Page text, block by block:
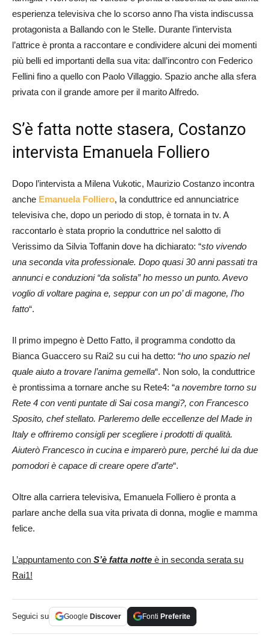
esperienza televisiva che lo scorso anno l’ha vista indiscussa
protagonista a Ballando con le Stelle. Durante l’intervista
l’attrice è pronta a raccontare e condividere alcuni dei momenti
più belli ed importanti della sua vita: dall’incontro con Federico
Fellini fino a quello con Paolo Villaggio. Spazio anche alla sfera
privata con il grande amore per il marito Alfredo.
S’è fatta notte stasera, Costanzo
intervista Emanuela Folliero
Dopo l’intervista a Milena Vukotic, Maurizio Costanzo incontra
anche Emanuela Folliero, la conduttrice ed annunciatrice
televisiva che, dopo un periodo di stop, è tornata in tv. A
raccontarlo è stata proprio la conduttrice nel salotto di
Verissimo da Silvia Toffanin dove ha dichiarato: “sto vivendo
una seconda vita professionale. Dopo quasi 30 anni passati tra
annunci e conduzioni “da solista” ho messo un punto. Avevo
voglio di voltare pagina e, seppur con un po’ di magone, l’ho
fatto“.
Il primo impegno è Detto Fatto, il programma condotto da
Bianca Guaccero su Rai2 su cui ha detto: “ho uno spazio nel
quale aiuto a trovare l’anima gemella“. Non solo, la conduttrice
è prontissima a tornare anche su Rete4: “a novembre torno su
Rete 4 con venti puntate di Sai cosa mangi?, con Francesco
Sposito, chef stellato. Parleremo delle eccellenze del Made in
Italy e offriremo consigli per scegliere i prodotti di qualità.
Aiuterò Francesco in cucina e imparerò pure, perché lui da due
pomodori è capace di creare opere d’arte“.
Oltre alla carriera televisiva, Emanuela Folliero è pronta a
parlare anche della sua vita privata di donna, moglie e mamma
felice.
L’appuntamento con S’è fatta notte è in seconda serata su
Rai1!
Seguici su Google Discover Fonti Preferite